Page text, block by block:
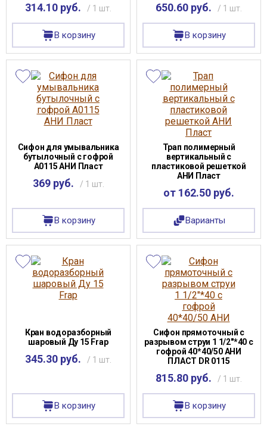
314.10 руб. / 1 шт.
В корзину
650.60 руб. / 1 шт.
В корзину
Сифон для умывальника
бутылочный с гофрой
А0115 АНИ Пласт
369 руб. / 1 шт.
В корзину
Трап полимерный
вертикальный с
пластиковой решеткой
АНИ Пласт
от 162.50 руб.
Варианты
Кран водоразборный
шаровый Ду 15 Frap
345.30 руб. / 1 шт.
В корзину
Сифон прямоточный с
разрывом струи 1 1/2"*40 с
гофрой 40*40/50 АНИ
ПЛАСТ DR 0115
815.80 руб. / 1 шт.
В корзину